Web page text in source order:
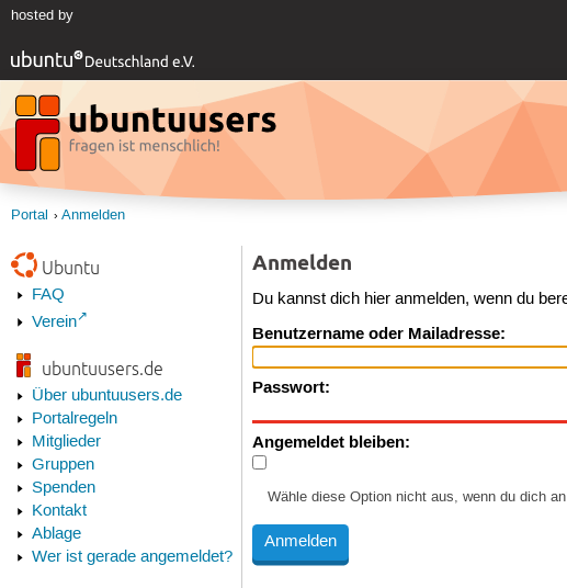
hosted by
Portal Anmelden
Ubuntu
FAQ
Verein
ubuntuusers.de
Über ubuntuusers.de
Portalregeln
Mitglieder
Gruppen
Spenden
Kontakt
Ablage
Wer ist gerade angemeldet?
Anmelden
Du kannst dich hier anmelden, wenn du
Benutzername oder Mailadresse:
Passwort:
Angemeldet bleiben:
Wähle diese Option nicht aus, wenn du dich